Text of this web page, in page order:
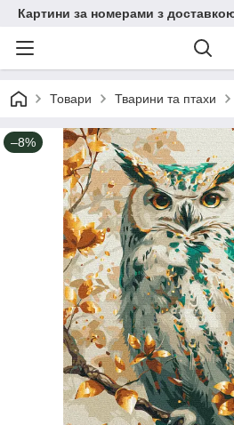
Картини за номерами з доставкою
Товари Тварини та птахи
–8%